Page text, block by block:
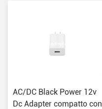
AC/DC Black Power 12v
Dc Adapter compatto con